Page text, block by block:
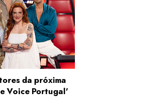
da próxima
Voice Portugal'